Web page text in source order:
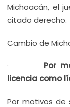
Michoacán, el
citado derecho.
Cambio de
· Por
licencia como
Por motivos de